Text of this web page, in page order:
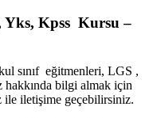
Yks, Kpss Kursu –
sınıf eğitmenleri, LGS ,
bilgi almak için
ile iletişime geçebilirsiniz.